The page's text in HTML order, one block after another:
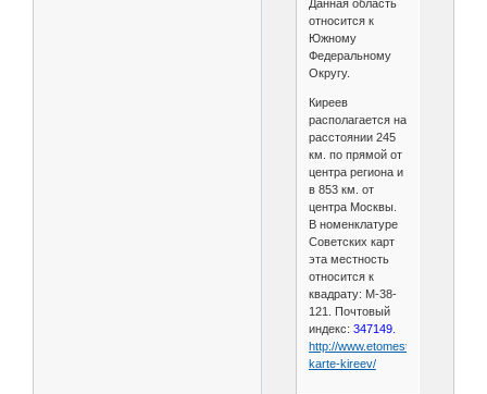
Данная область
относится к
Южному
Федеральному
Округу.
Киреев
располагается на
расстоянии 245
км. по прямой от
центра региона и
в 853 км. от
центра Москвы.
В номенклатуре
Советских карт
эта местность
относится к
квадрату: M-38-
121. Почтовый
индекс: 347149.
http://www.etomesto.ru/na-
karte-kireev/